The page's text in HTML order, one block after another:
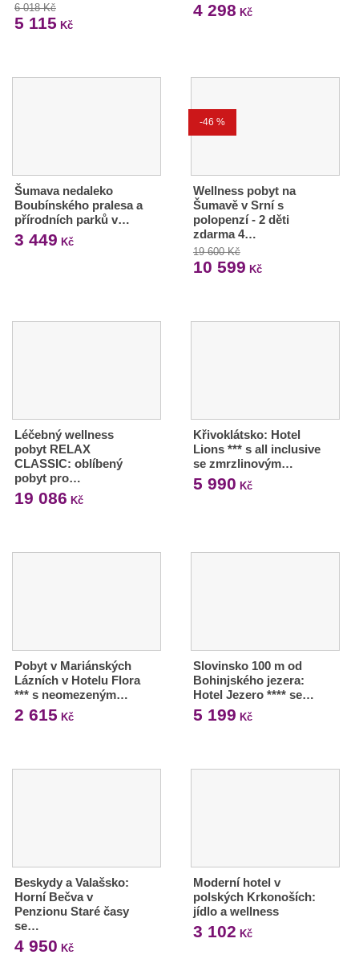
6 018 Kč
5 115 Kč
4 298 Kč
Šumava nedaleko
Boubínského pralesa a
přírodních parků v…
3 449 Kč
-46 %
Wellness pobyt na
Šumavě v Srní s
polopenzí - 2 děti
zdarma 4…
19 600 Kč
10 599 Kč
Léčebný wellness
pobyt RELAX
CLASSIC: oblíbený
pobyt pro…
19 086 Kč
Křivoklátsko: Hotel
Lions *** s all inclusive
se zmrzlinovým…
5 990 Kč
Pobyt v Mariánských
Lázních v Hotelu Flora
*** s neomezeným…
2 615 Kč
Slovinsko 100 m od
Bohinjského jezera:
Hotel Jezero **** se…
5 199 Kč
Beskydy a Valašsko:
Horní Bečva v
Penzionu Staré časy
se…
4 950 Kč
Moderní hotel v
polských Krkonoších:
jídlo a wellness
3 102 Kč